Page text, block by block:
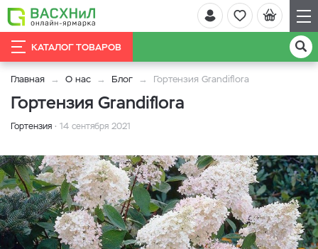
КАТАЛОГ ТОВАРОВ
Главная О нас Блог Гортензия Grandiflora
Гортензия Grandiflora
Гортензия 14 сентября 2021